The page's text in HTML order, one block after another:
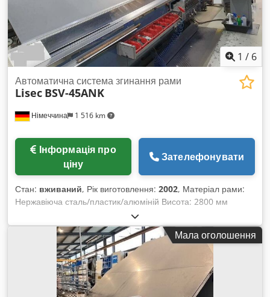
1 / 6
Німеччина 1 516 km
Автоматична система згинання рами
Lisec BSV-45ANK
ціну
Зателефонувати
Стан: вживаний, Рік виготовлення: 2002, Матеріал рами:
Нержавіюча сталь/пластик/алюміній Висота: 2800 мм
Довжина: 14800 мм Глибина: 1800 мм Crjdpjw Dpx Dofx
Acmof Вага: приблизно 3580 кг Стан: хороший/був у
використанні
Мала оголошення